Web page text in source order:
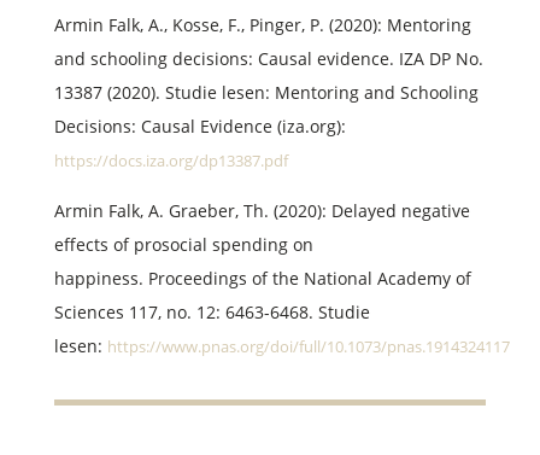
Armin Falk, A., Kosse, F., Pinger, P. (2020): Mentoring
and schooling decisions: Causal evidence. IZA DP No.
13387 (2020). Studie lesen: Mentoring and Schooling
Decisions: Causal Evidence (iza.org):
https://docs.iza.org/dp13387.pdf
Armin Falk, A. Graeber, Th. (2020): Delayed negative
effects of prosocial spending on
happiness. Proceedings of the National Academy of
Sciences 117, no. 12: 6463-6468. Studie
lesen: https://www.pnas.org/doi/full/10.1073/pnas.1914324117